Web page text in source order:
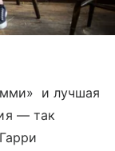
и лучшая
— так